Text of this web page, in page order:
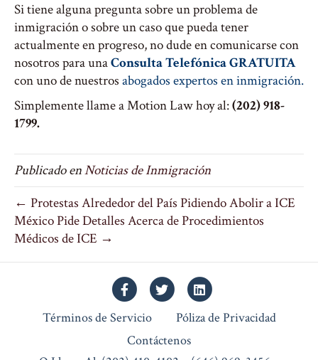
Si tiene alguna pregunta sobre un problema de
inmigración o sobre un caso que pueda tener
actualmente en progreso, no dude en comunicarse con
nosotros para unaConsulta Telefónica GRATUITA
con uno de nuestros abogados expertos en inmigración.
Simplemente llame a Motion Law hoy al:(202) 918-
1799.
Publicado enNoticias de Inmigración
← Protestas Alrededor del País Pidiendo Abolir a ICE
México Pide Detalles Acerca de Procedimientos
Médicos de ICE →
FacebookTwitterLinkedin
Términos de Servicio
Póliza de Privacidad
Contáctenos